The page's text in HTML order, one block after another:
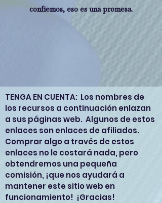
confiemos, eso es una promesa.
TENGA EN CUENTA: Los nombres de
los recursos a continuación enlazan
a sus páginas web. Algunos de estos
enlaces son enlaces de afiliados.
Comprar algo a través de estos
enlaces no le costará nada, pero
obtendremos una pequeña
comisión, ¡que nos ayudará a
mantener este sitio web en
funcionamiento! ¡Gracias!